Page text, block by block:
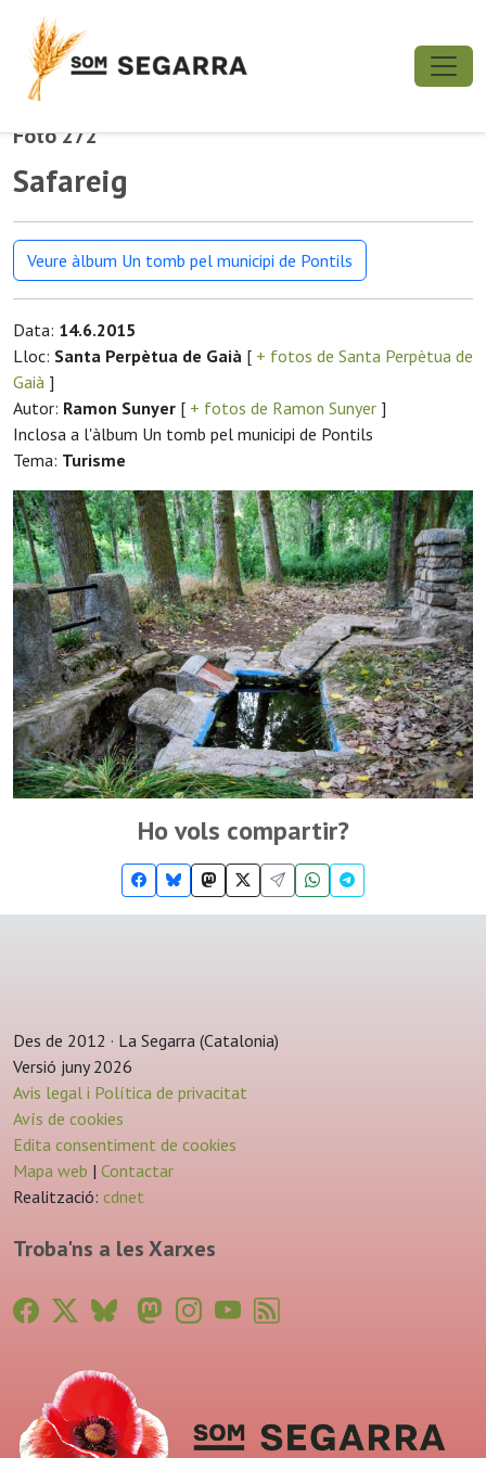
Foto 272
Safareig
Veure àlbum Un tomb pel municipi de Pontils
Data: 14.6.2015
Lloc: Santa Perpètua de Gaià [ + fotos de Santa Perpètua de
Gaià ]
Autor: Ramon Sunyer [ + fotos de Ramon Sunyer ]
Inclosa a l'àlbum Un tomb pel municipi de Pontils
Tema: Turisme
Ho vols compartir?
Des de 2012 · La Segarra (Catalonia)
Versió juny 2026
Avis legal i Política de privacitat
Avís de cookies
Edita consentiment de cookies
Mapa web | Contactar
Realització: cdnet
Troba'ns a les Xarxes